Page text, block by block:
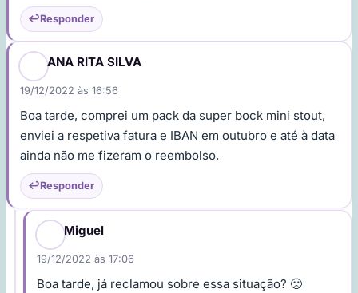
Responder
ANA RITA SILVA
19/12/2022 às 16:56
Boa tarde, comprei um pack da super bock mini stout,
enviei a respetiva fatura e IBAN em outubro e até à data
ainda não me fizeram o reembolso.
Responder
Miguel
19/12/2022 às 17:06
Boa tarde, já reclamou sobre essa situação? 🙁